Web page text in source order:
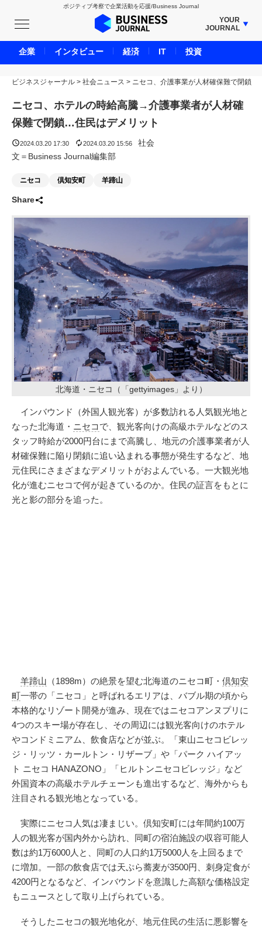
ポジティブ考察で企業活動を応援/Business Journal
YOUR
JOURNAL
BUSINESS JOURNAL
UNICORN JOURNAL
CARBON CREDITS JOURNAL
IVS JOURNAL
ENERGY MANAGEMENT JOURNAL
LIFE ENDING JOURNAL
ビジネスジャーナル > 社会ニュース > ニセコ、介護事業が人材確保難で閉鎖
ニセコ、ホテルの時給高騰→介護事業者が人材確
保難で閉鎖…住民はデメリット
2024.03.20 17:30 2024.03.20 15:56
社会
文＝Business Journal編集部
ニセコ 倶知安町 羊蹄山
Share
北海道・ニセコ（「gettyimages」より）
インバウンド（外国人観光客）が多数訪れる人気観光地と
なった北海道・ ニセコ で、観光客向けの高級ホテルなどのス
タッフ時給が2000円台にまで高騰し、地元の介護事業者が人
材確保難に陥り閉鎖に追い込まれる事態が発生するなど、地
元住民にさまざまなデメリットがおよんでいる。一大観光地
化が進むニセコで何が起きているのか。住民の証言をもとに
光と影の部分を追った。
羊蹄山 （1898m）の絶景を望む北海道のニセコ町・ 倶知安
町一帯の「ニセコ」と呼ばれるエリアは、バブル期の頃から
本格的なリゾート開発が進み、現在ではニセコアンヌプリに
4つのスキー場が存在し、その周辺には観光客向けのホテル
やコンドミニアム、飲食店などが並ぶ。「東山ニセコビレッ
ジ・リッツ・カールトン・リザーブ」や「パーク ハイアッ
ト ニセコ HANAZONO」「ヒルトンニセコビレッジ」など
外国資本の高級ホテルチェーンも進出するなど、海外からも
注目される観光地となっている。
実際にニセコ人気は凄まじい。倶知安町には年間約100万
人の観光客が国内外から訪れ、同町の宿泊施設の収容可能人
数は約1万6000人と、同町の人口約1万5000人を上回るまで
に増加。一部の飲食店では天ぷら蕎麦が3500円、刺身定食が
4200円となるなど、インバウンドを意識した高額な価格設定
もニュースとして取り上げられている。
そうしたニセコの観光地化が、地元住民の生活に悪影響を
企業 インタビュー 経済 IT 投資